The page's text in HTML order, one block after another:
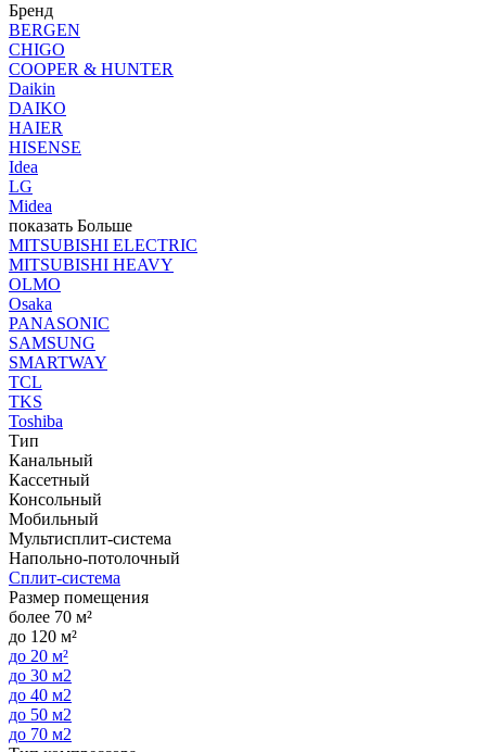
Бренд
BERGEN
CHIGO
COOPER & HUNTER
Daikin
DAIKO
HAIER
HISENSE
Idea
LG
Midea
показать Больше
MITSUBISHI ELECTRIC
MITSUBISHI HEAVY
OLMO
Osaka
PANASONIC
SAMSUNG
SMARTWAY
TCL
TKS
Toshiba
Тип
Канальный
Кассетный
Консольный
Мобильный
Мультисплит-система
Напольно-потолочный
Сплит-система
Размер помещения
более 70 м²
до 120 м²
до 20 м²
до 30 м2
до 40 м2
до 50 м2
до 70 м2